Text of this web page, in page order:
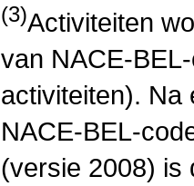
(3)Activiteiten
van NACE-
activiteiten). Na
NACE-BEL-
(versie 2008) is